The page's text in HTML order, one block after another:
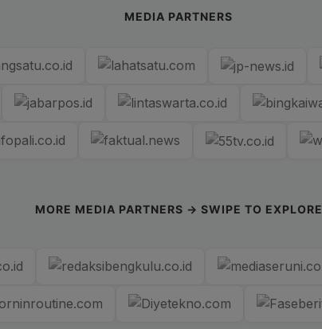
MEDIA PARTNERS
MORE MEDIA PARTNERS → SWIPE TO EXPLORE